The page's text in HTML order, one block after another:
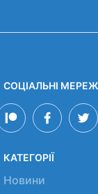
СОЦІАЛЬНІ
КАТЕГОРІЇ
Новини